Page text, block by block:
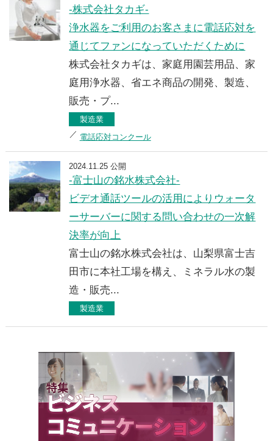
-株式会社タカギ-
浄水器をご利用のお客さまに電話応対を
通じてファンになっていただくために
株式会社タカギは、家庭用園芸用品、家
庭用浄水器、省エネ商品の開発、製造、
販売・プ...
製造業
電話応対コンクール
2024.11.25 公開
-富士山の銘水株式会社-
ビデオ通話ツールの活用によりウォータ
ーサーバーに関する問い合わせの一次解
決率が向上
富士山の銘水株式会社は、山梨県富士吉
田市に本社工場を構え、ミネラル水の製
造・販売...
製造業